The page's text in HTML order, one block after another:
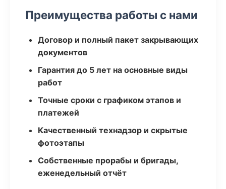
Преимущества работы с нами
Договор и полный пакет закрывающих
документов
Гарантия до 5 лет на основные виды
работ
Точные сроки с графиком этапов и
платежей
Качественный технадзор и скрытые
фотоэтапы
Собственные прорабы и бригады,
еженедельный отчёт